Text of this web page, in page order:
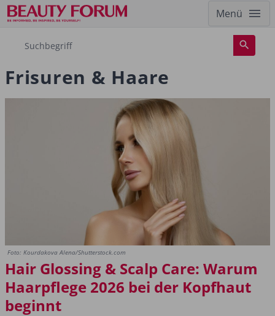
Menü
Frisuren & Haare
Foto: Kourdakova Alena/Shutterstock.com
Hair Glossing & Scalp Care: Warum
Haarpflege 2026 bei der Kopfhaut
beginnt